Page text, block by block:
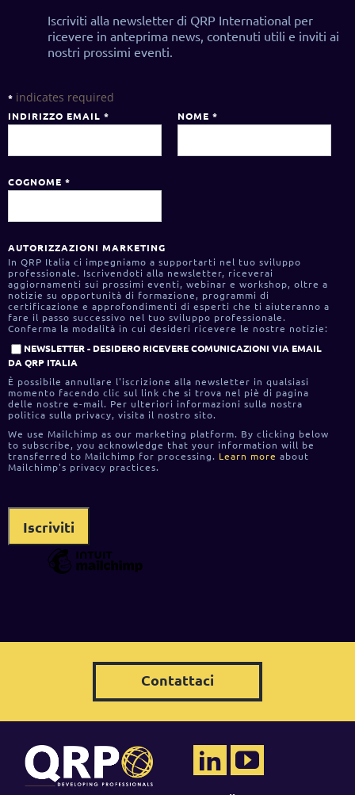
Iscriviti alla newsletter di QRP International per
ricevere in anteprima news, contenuti utili e inviti ai
nostri prossimi eventi.
* indicates required
INDIRIZZO EMAIL * NOME *
COGNOME *
AUTORIZZAZIONI MARKETING
In QRP Italia ci impegniamo a supportarti nel tuo sviluppo
professionale. Iscrivendoti alla newsletter, riceverai
aggiornamenti sui prossimi eventi, webinar e workshop, oltre a
notizie su opportunità di formazione, programmi di
certificazione e approfondimenti di esperti che ti aiuteranno a
fare il passo successivo nel tuo sviluppo professionale.
Conferma la modalità in cui desideri ricevere le nostre notizie:
NEWSLETTER - DESIDERO RICEVERE COMUNICAZIONI VIA EMAIL
DA QRP ITALIA
È possibile annullare l'iscrizione alla newsletter in qualsiasi
momento facendo clic sul link che si trova nel piè di pagina
delle nostre e-mail. Per ulteriori informazioni sulla nostra
politica sulla privacy, visita il nostro sito.
We use Mailchimp as our marketing platform. By clicking below
to subscribe, you acknowledge that your information will be
transferred to Mailchimp for processing. Learn more about
Mailchimp's privacy practices.
Contattaci